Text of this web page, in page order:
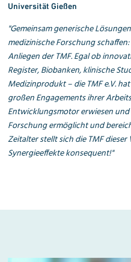
Universität Gießen
"Gemeinsam generische
medizinische Forschung
Anliegen der TMF. Egal ob
Register, Biobanken, klinische
Medizinprodukt – die TMF e.V.
großen Engagements ihrer
Entwicklungsmotor erwiesen
Forschung ermöglicht und
Zeitalter stellt sich die TMF
Synergieeffekte konsequent!"